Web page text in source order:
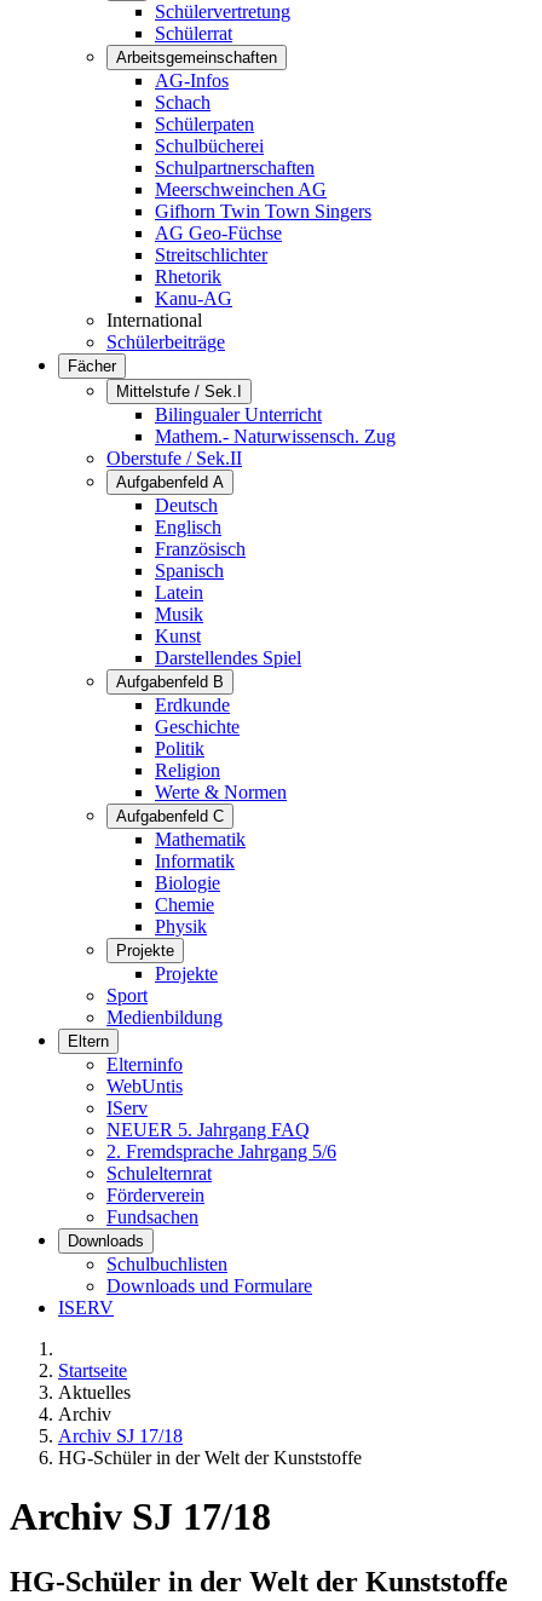
Schülervertretung
Schülerrat
Arbeitsgemeinschaften
AG-Infos
Schach
Schülerpaten
Schulbücherei
Schulpartnerschaften
Meerschweinchen AG
Gifhorn Twin Town Singers
AG Geo-Füchse
Streitschlichter
Rhetorik
Kanu-AG
International
Schülerbeiträge
Fächer
Mittelstufe / Sek.I
Bilingualer Unterricht
Mathem.- Naturwissensch. Zug
Oberstufe / Sek.II
Aufgabenfeld A
Deutsch
Englisch
Französisch
Spanisch
Latein
Musik
Kunst
Darstellendes Spiel
Aufgabenfeld B
Erdkunde
Geschichte
Politik
Religion
Werte & Normen
Aufgabenfeld C
Mathematik
Informatik
Biologie
Chemie
Physik
Projekte
Projekte
Sport
Medienbildung
Eltern
Elterninfo
WebUntis
IServ
NEUER 5. Jahrgang FAQ
2. Fremdsprache Jahrgang 5/6
Schulelternrat
Förderverein
Fundsachen
Downloads
Schulbuchlisten
Downloads und Formulare
ISERV
Startseite
Aktuelles
Archiv
Archiv SJ 17/18
HG-Schüler in der Welt der Kunststoffe
Archiv SJ 17/18
HG-Schüler in der Welt der Kunststoffe